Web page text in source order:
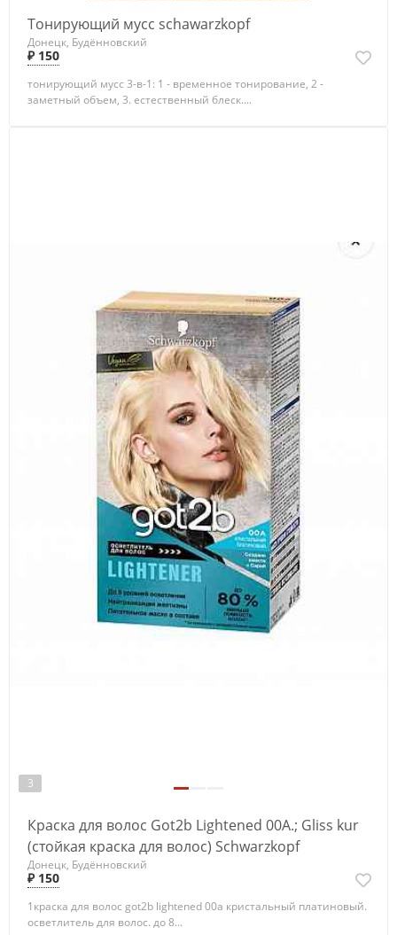
Тонирующий мусс schawarzkopf
Донецк, Будённовский
₽ 150
тонирующий мусс 3-в-1: 1 - временное тонирование, 2 -
заметный объем, 3. естественный блеск....
3
Краска для волос Got2b Lightened 00А.; Gliss kur
(стойкая краска для волос) Schwarzkopf
Донецк, Будённовский
₽ 150
1краска для волос got2b lightened 00а кристальный платиновый.
осветлитель для волос. до 8...